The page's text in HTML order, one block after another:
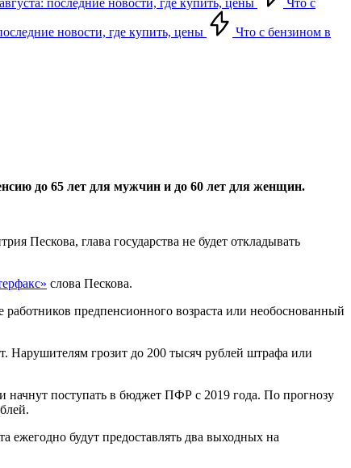
последние новости, где купить, цены Что с
новости, где купить, цены
Что с бензином в
до 65 лет для мужчин и до 60 лет для женщин.
Пескова, глава государства не будет откладывать
слова Пескова.
предпенсионного возраста или необоснованный
Нарушителям грозит до 200 тысяч рублей штрафа или
поступать в бюджет ПФР с 2019 года. По прогнозу
будут предоставлять два выходных на